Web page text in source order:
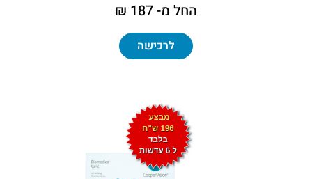
החל מ- 187 ₪
לרכישה